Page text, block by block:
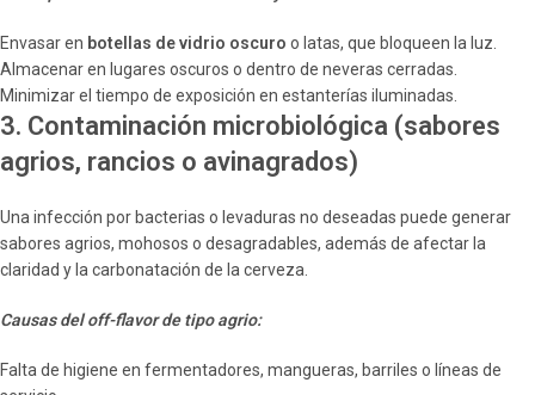
Envasar en botellas de vidrio oscuro o latas, que bloqueen la luz.
Almacenar en lugares oscuros o dentro de neveras cerradas.
Minimizar el tiempo de exposición en estanterías iluminadas.
3. Contaminación microbiológica (sabores
agrios, rancios o avinagrados)
Una infección por bacterias o levaduras no deseadas puede generar
sabores agrios, mohosos o desagradables, además de afectar la
claridad y la carbonatación de la cerveza.
Causas del off-flavor de tipo agrio:
Falta de higiene en fermentadores, mangueras, barriles o líneas de